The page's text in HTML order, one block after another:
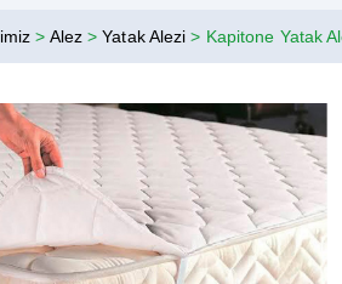
> Alez>Yatak Alezi> Kapitone Yatak